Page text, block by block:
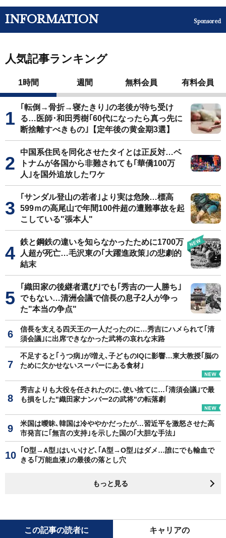
INFORMATION Sponsored
人気記事ランキング
1時間 週間 無料会員 有料会員
｢転倒→骨折→寝たきり｣の老後が待ち受け
る…医師･和田秀樹｢60代になったら真っ先に
断捨離すべきもの｣【定年後の黄金期3選】
中国系住民を同化させたタイとは正反対…ベ
トナムが各国から非難されても｢華僑100万
人｣を国外追放したワケ
｢サンダル登山の若者｣より実は危険…標高
599ｍの高尾山で年間100件超の遭難事故を起
こしている"張本人"
鉄と鋼鉄の違いを知らなかったために1700万
人超が死亡…毛沢東の｢大躍進政策｣の悲劇的
結末
｢織田家の後継者選び｣でも｢秀吉の一人勝ち｣
でもない…清洲会議で信長の息子2人が争っ
た"本当の争点"
信長を支える四天王の一人だったのに…秀吉にハメられて｢清
須会議｣に出席できなかった武将の哀れな末路
不足すると｢うつ病｣が増え､子どものIQに影響…東大教授｢脳の
ために欠かせないスーパーにある食材｣
秀吉よりも大役を任されたのに､使い捨てに…｢清須会議｣で最
も損をした"織田家ナンバー2の武将"の転落劇
米国は曖昧､韓国は冷ややかだったが…習近平を激怒させた高
市発言に｢無言の支持｣を示した国の｢大胆な手法｣
｢O型→A型｣はいいけど､｢A型→O型｣はダメ…誰にでも輸血で
きる｢万能血液｣の最後の落とし穴
もっと見る
この記事の読者に キャリアの